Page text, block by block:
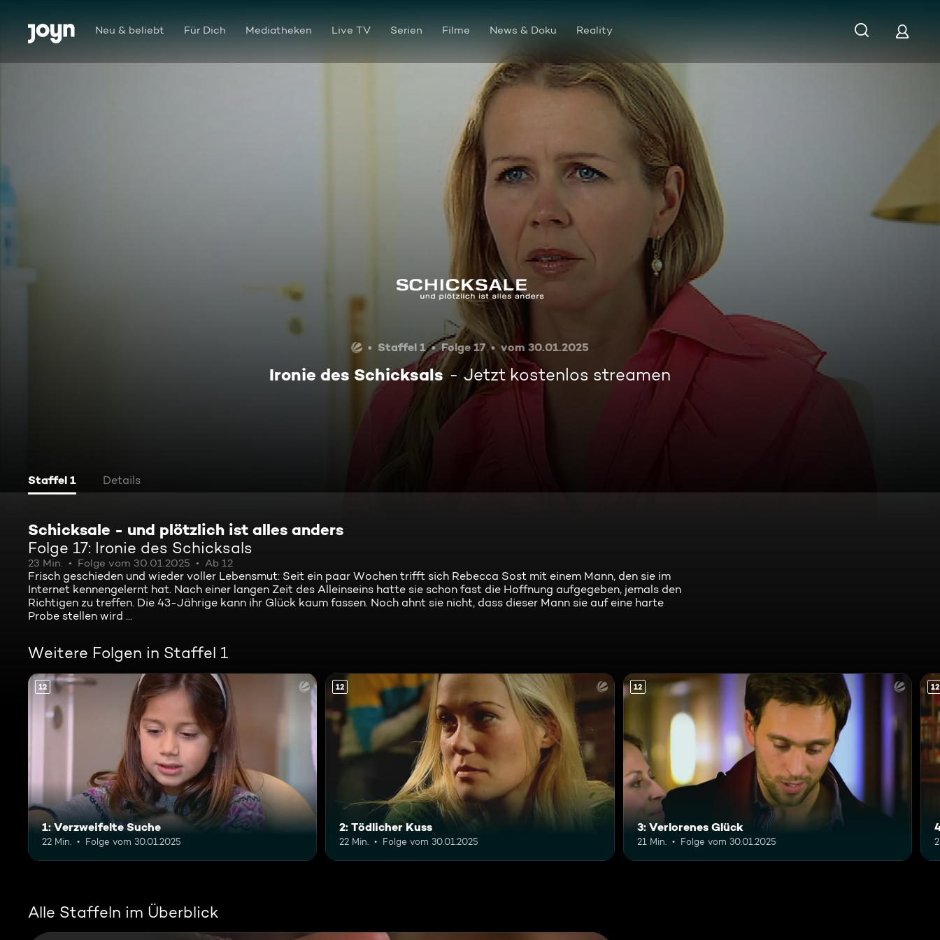
Zum Inhalt springen
Barrierefrei Neu & beliebt Für Dich Mediatheken Live TV Serien Filme News & Doku Reality
Ironie des Schicksals
Staffel 1 Folge 17 vom 30.01.2025
Ironie des Schicksals Jetzt kostenlos streamen
Staffel 1 Details
Schicksale - und plötzlich ist alles anders
Folge 17: Ironie des Schicksals
23 Min. Folge vom 30.01.2025 Ab 12
Frisch geschieden und wieder voller Lebensmut: Seit ein paar Wochen trifft sich Rebecca Sost mit einem Mann, den sie im
Internet kennengelernt hat. Nach einer langen Zeit des Alleinseins hatte sie schon fast die Hoffnung aufgegeben, jemals den
Richtigen zu treffen. Die 43-Jährige kann ihr Glück kaum fassen. Noch ahnt sie nicht, dass dieser Mann sie auf eine harte
Probe stellen wird ...
Weitere Folgen in Staffel 1
12
1: Verzweifelte Suche
22 Min. Folge vom 30.01.2025
12
2: Tödlicher Kuss
22 Min. Folge vom 30.01.2025
12
3: Verlorenes Glück
21 Min. Folge vom 30.01.2025
12
Alle Staffeln im Überblick